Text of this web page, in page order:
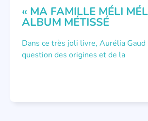
« MA FAMILLE MÉLI
ALBUM MÉTISSÉ
Dans ce très joli livre, Aurélia Gaud
question des origines et de la